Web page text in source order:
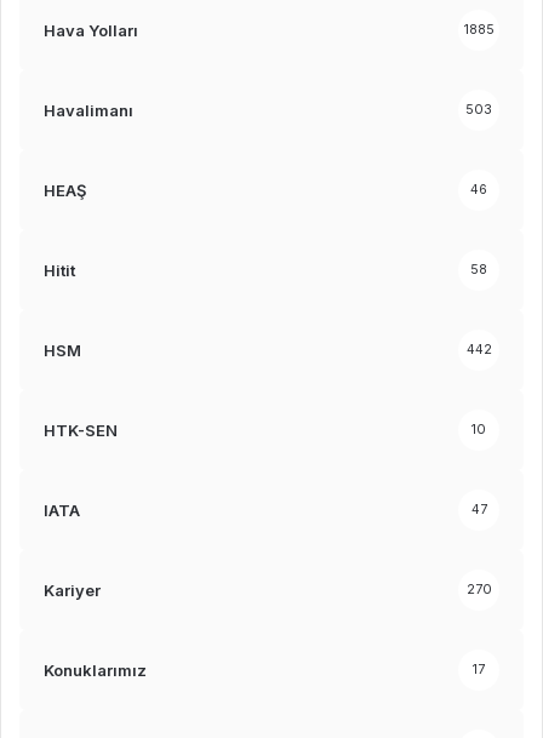
Hava Yolları 1885
Havalimanı 503
HEAŞ 46
Hitit 58
HSM 442
HTK-SEN 10
IATA 47
Kariyer 270
Konuklarımız 17